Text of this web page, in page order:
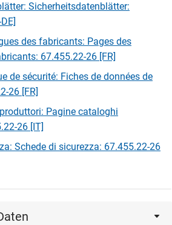
Sicherheitsdatenblätter:
des fabricants: Pages des
67.455.22-26 [FR]
de sécurité: Fiches de données de
26 [FR]
Pagine cataloghi
26 [IT]
Schede di sicurezza: 67.455.22-26